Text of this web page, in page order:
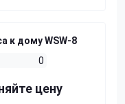
к дому WSW-8
0
цену